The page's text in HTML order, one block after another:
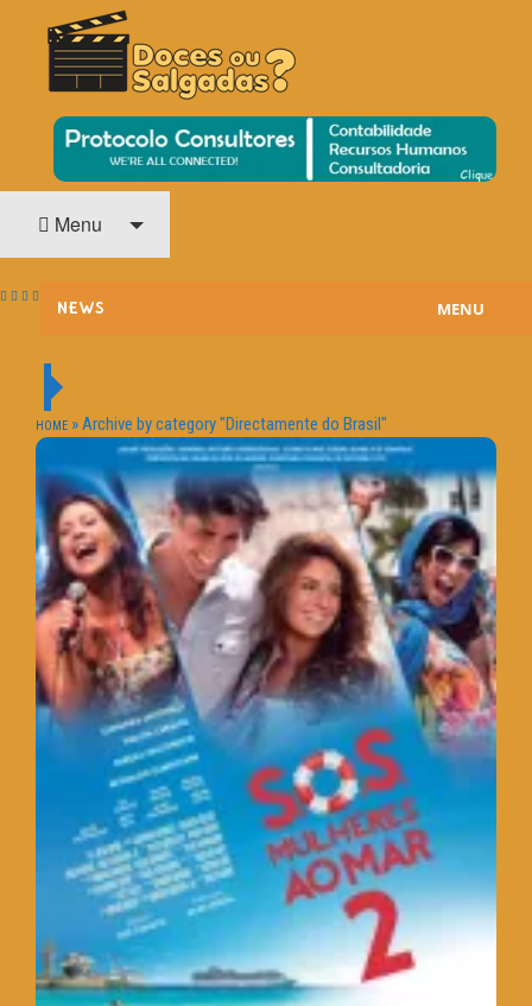
DOCES OU SALGADAS?
O Cinema? Uma Paixão!!
Menu
NEWS
HOME CINEMA
NOTA PESSOAL
TRAILER DO DIA
Política de Privacidade
MENU
HOME »Archive by category "Directamente do Brasil"